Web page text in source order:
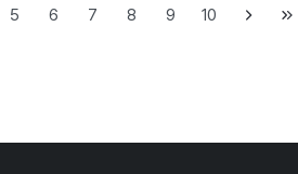
5 6 7 8 9 10